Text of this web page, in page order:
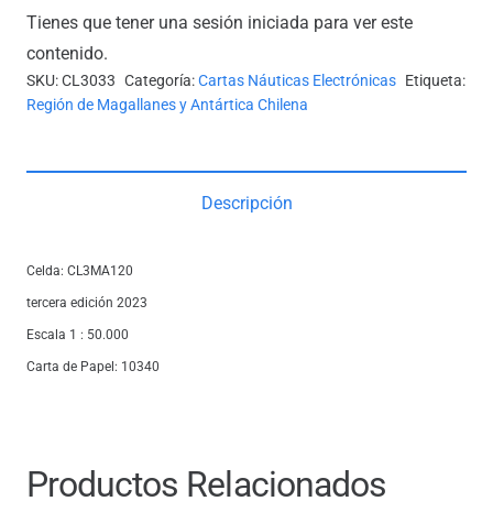
Tienes que tener una sesión iniciada para ver este
contenido.
SKU:CL3033 Categoría:Cartas Náuticas Electrónicas Etiqueta:
Región de Magallanes y Antártica Chilena
Descripción
Celda: CL3MA120
tercera edición 2023
Escala 1 : 50.000
Carta de Papel: 10340
Productos Relacionados